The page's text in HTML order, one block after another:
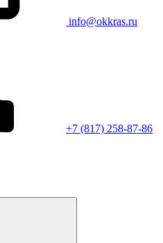
info@okkras.ru
+7 (817) 258-87-86